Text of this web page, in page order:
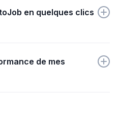
offres, garantissant une
et
en quelques clics
options de sites d'emploi
de mes